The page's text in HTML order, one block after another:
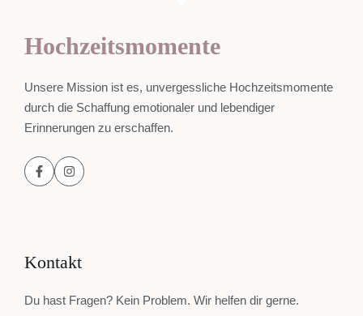
Hochzeitsmomente
Unsere Mission ist es, unvergessliche Hochzeitsmomente
durch die Schaffung emotionaler und lebendiger
Erinnerungen zu erschaffen.
Kontakt
Du hast Fragen? Kein Problem. Wir helfen dir gerne.